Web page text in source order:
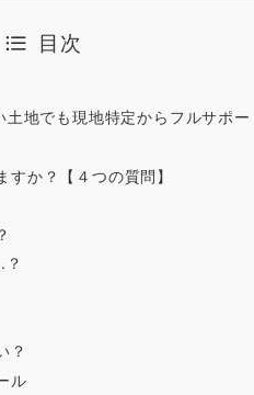
目次
地でも現地特定からフルサポー
すか？【４つの質問】
？
ル